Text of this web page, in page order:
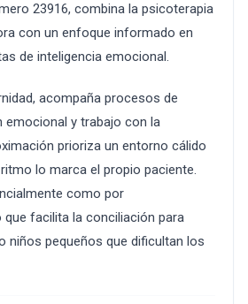
23916, combina la psicoterapia
con un enfoque informado en
de inteligencia emocional.
acompaña procesos de
emocional y trabajo con la
prioriza un entorno cálido
lo marca el propio paciente.
como por
facilita la conciliación para
niños pequeños que dificultan los